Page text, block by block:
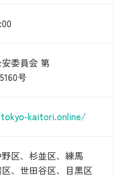
委員会 第
号
kaitori.online/
区、杉並区、練馬
、世田谷区、目黒区